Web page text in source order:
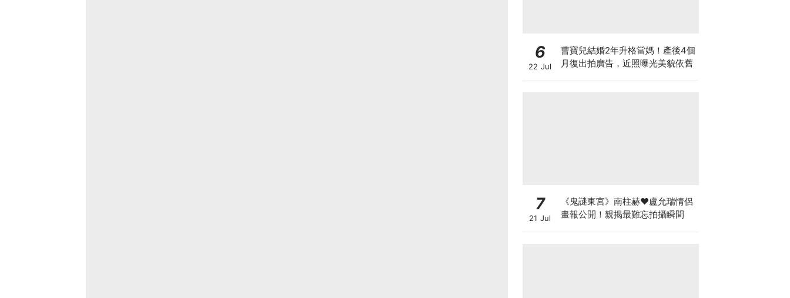
6
22 Jul
曹寶兒結婚2年升格當媽！產後4個
月復出拍廣告，近照曝光美貌依舊
7
21 Jul
《鬼謎東宮》南柱赫♥盧允瑞情侶
畫報公開！親揭最難忘拍攝瞬間